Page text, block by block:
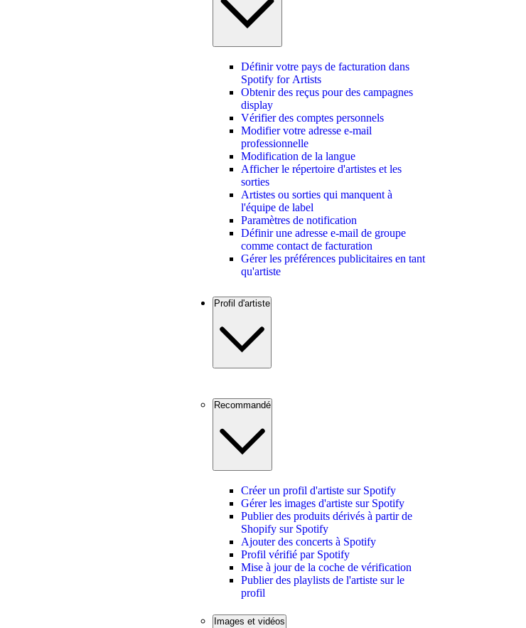
Définir votre pays de facturation dans
Spotify for Artists
Obtenir des reçus pour des campagnes
display
Vérifier des comptes personnels
Modifier votre adresse e-mail
professionnelle
Modification de la langue
Afficher le répertoire d'artistes et les
sorties
Artistes ou sorties qui manquent à
l'équipe de label
Paramètres de notification
Définir une adresse e-mail de groupe
comme contact de facturation
Gérer les préférences publicitaires en tant
qu'artiste
Profil d'artiste
Recommandé
Créer un profil d'artiste sur Spotify
Gérer les images d'artiste sur Spotify
Publier des produits dérivés à partir de
Shopify sur Spotify
Ajouter des concerts à Spotify
Profil vérifié par Spotify
Mise à jour de la coche de vérification
Publier des playlists de l'artiste sur le
profil
Images et vidéos